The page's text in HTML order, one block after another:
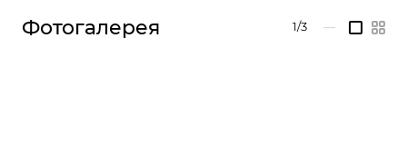
Фотогалерея 1/3 —